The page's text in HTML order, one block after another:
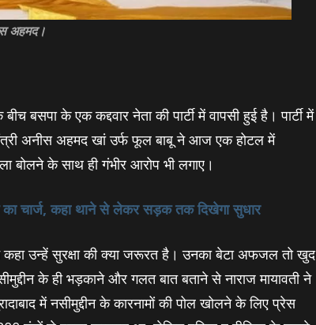
अहमद।
बसपा के एक कद्दवार नेता की पार्टी में वापसी हुई है। पार्टी में
अनीस अहमद खां उर्फ फूल बाबू ने आज एक होटल में
बोलने के साथ ही गंभीर आरोप भी लगाए।
चार्ज, कहा थाने से लेकर सड़क तक दिखेगा सुधार
कहा उन्‍हें सुरक्षा की क्‍या जरूरत है। उनका बेटा अफजल तो खुद
के ही भड़काने और गलत बात बताने से नाराज मायावती ने
में नसीमुद्दीन के कारनामों की पोल खोलने के लिए प्रेस